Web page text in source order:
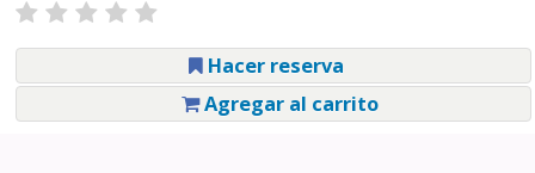
Hacer reserva
Agregar al carrito